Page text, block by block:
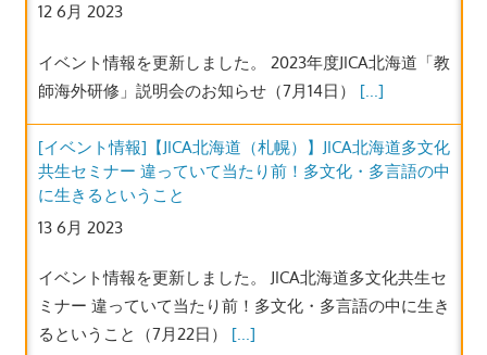
12 6月 2023
イベント情報を更新しました。 2023年度JICA北海道「教
師海外研修」説明会のお知らせ（7月14日） [...]
[イベント情報]【JICA北海道（札幌）】JICA北海道多文化
共生セミナー 違っていて当たり前！多文化・多言語の中
に生きるということ
13 6月 2023
イベント情報を更新しました。 JICA北海道多文化共生セ
ミナー 違っていて当たり前！多文化・多言語の中に生き
るということ（7月22日） [...]